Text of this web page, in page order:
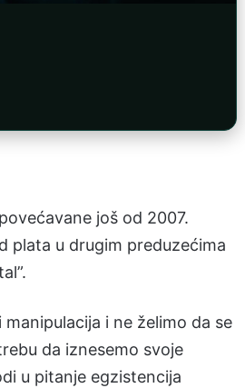
još od 2007.
plata u drugim preduzećima
i ne želimo da se
da iznesemo svoje
u pitanje egzistencija